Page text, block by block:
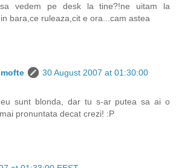
vedem pe desk la tine?!ne uitam la
bara,ce ruleaza,cit e ora...cam astea
30 August 2007 at 01:30:00
sunt blonda, dar tu s-ar putea sa ai o
pronuntata decat crezi! :P